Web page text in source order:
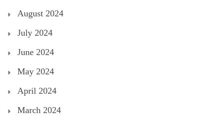
August 2024
July 2024
June 2024
May 2024
April 2024
March 2024